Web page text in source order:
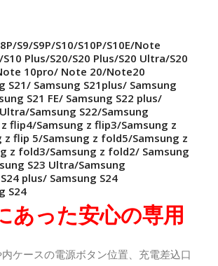
S9/S9P/S10/S10P/S10E/Note
Plus/S20/S20 Plus/S20 Ultra/S20
10pro/ Note 20/Note20
S21/ Samsung S21plus/ Samsung
S21 FE/ Samsung S22 plus/
Samsung S22/Samsung
flip4/Samsung z flip3/Samsung z
z flip 5/Samsung z fold5/Samsung z
z fold3/Samsung z fold2/ Samsung
S23 Ultra/Samsung
plus/ Samsung S24
S24
あった安心の専用
ケースの電源ボタン位置、充電差込口